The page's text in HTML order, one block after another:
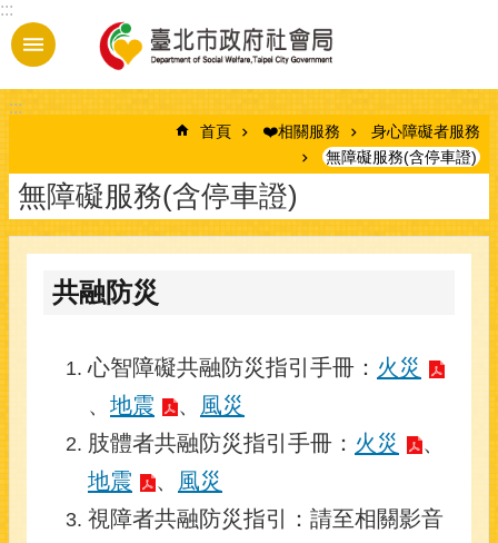
跳到主要內容區塊
:::
:::
首頁 ❤️相關服務
身心障礙者服務
無障礙服務(含停車證)
無障礙服務(含停車證)
共融防災
心智障礙共融防災指引手冊： 火災
、 地震 、 風災
肢體者共融防災指引手冊： 火災
、
地震
、 風災
視障者共融防災指引：請至相關影音